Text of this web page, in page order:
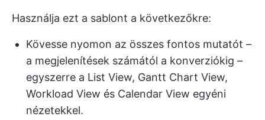
Használja ezt a sablont a következőkre:
Kövesse nyomon az összes fontos mutatót –
a megjelenítések számától a konverziókig –
egyszerre a List View, Gantt Chart View,
Workload View és Calendar View egyéni
nézetekkel.